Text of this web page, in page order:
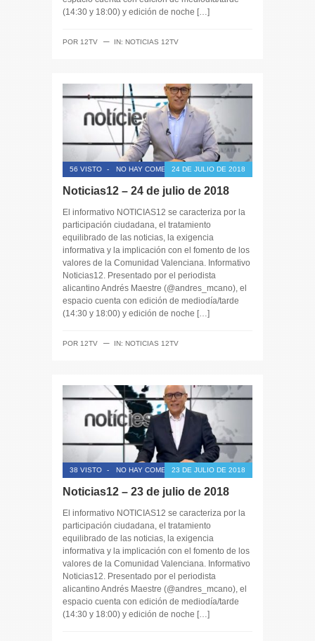
(14:30 y 18:00) y edición de noche […]
POR 12TV ─ IN: NOTICIAS 12TV
56 VISTO - NO HAY COMENTARIOS24 DE JULIO DE 2018
Noticias12 – 24 de julio de 2018
El informativo NOTICIAS12 se caracteriza por la
participación ciudadana, el tratamiento
equilibrado de las noticias, la exigencia
informativa y la implicación con el fomento de los
valores de la Comunidad Valenciana. Informativo
Noticias12. Presentado por el periodista
alicantino Andrés Maestre (@andres_mcano), el
espacio cuenta con edición de mediodía/tarde
(14:30 y 18:00) y edición de noche […]
POR 12TV ─ IN: NOTICIAS 12TV
38 VISTO - NO HAY COMENTARIOS23 DE JULIO DE 2018
Noticias12 – 23 de julio de 2018
El informativo NOTICIAS12 se caracteriza por la
participación ciudadana, el tratamiento
equilibrado de las noticias, la exigencia
informativa y la implicación con el fomento de los
valores de la Comunidad Valenciana. Informativo
Noticias12. Presentado por el periodista
alicantino Andrés Maestre (@andres_mcano), el
espacio cuenta con edición de mediodía/tarde
(14:30 y 18:00) y edición de noche […]